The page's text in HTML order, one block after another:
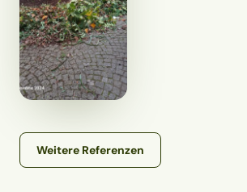
Weitere Referenzen